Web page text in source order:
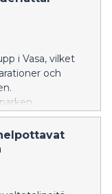
i Vasa, vilket
och
vid